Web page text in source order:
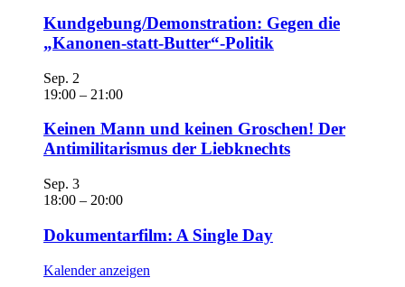
Kundgebung/Demonstration: Gegen die
„Kanonen-statt-Butter“-Politik
Sep. 2
19:00 – 21:00
Keinen Mann und keinen Groschen! Der
Antimilitarismus der Liebknechts
Sep. 3
18:00 – 20:00
Dokumentarfilm: A Single Day
Kalender anzeigen